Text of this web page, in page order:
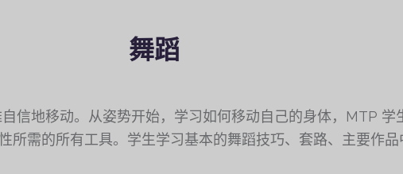
舞蹈
信地移动。从姿势开始，学习如何移动自己的身体，MTP 学
所需的所有工具。学生学习基本的舞蹈技巧、套路、主要作品